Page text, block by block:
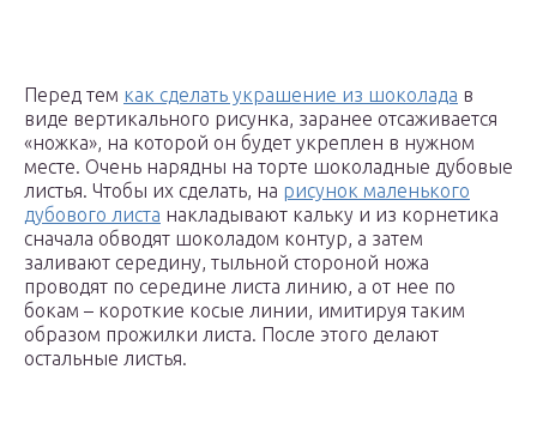
Перед тем как сделать украшение из шоколада в
виде вертикального рисунка, заранее отсаживается
«ножка», на которой он будет укреплен в нужном
месте. Очень нарядны на торте шоколадные дубовые
листья. Чтобы их сделать, на рисунок маленького
дубового листа накладывают кальку и из корнетика
сначала обводят шоколадом контур, а затем
заливают середину, тыльной стороной ножа
проводят по середине листа линию, а от нее по
бокам – короткие косые линии, имитируя таким
образом прожилки листа. После этого делают
остальные листья.